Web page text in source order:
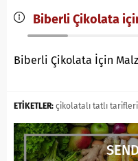
Biberli Çikolata
Biberli Çikolata İçin
ETİKETLER: çikolatalı tatlı tarifleri